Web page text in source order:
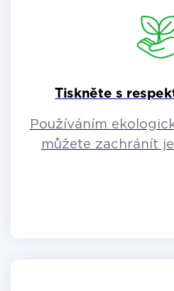
Tiskněte s
Používáním
můžete zachránít